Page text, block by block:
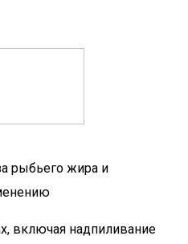
рыбьего жира и
включая надпиливание